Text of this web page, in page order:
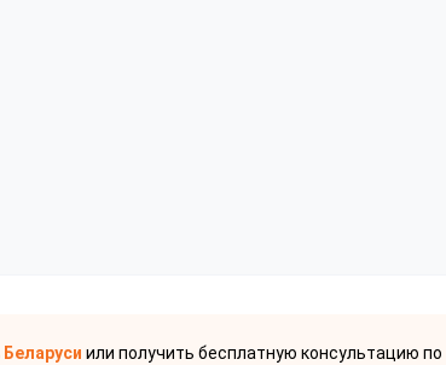
Беларуси или получить бесплатную консультацию по